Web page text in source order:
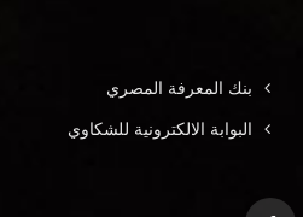
بنك المعرفة المصري
البوابة الالكترونية للشكاوي